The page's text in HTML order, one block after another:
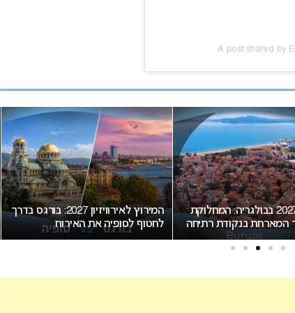
A post shared by
אירוויזיון 2027 בבולגריה: המחלוקת
המארחת בנקודת רתיחה
המירוץ לאירוויזיון 2027: בורגס בדרך
לחטוף לסופיה את האירוח